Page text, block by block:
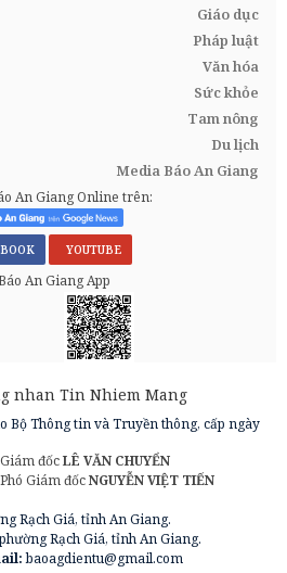
Giáo dục
Pháp luật
Văn hóa
Sức khỏe
Tam nông
Du lịch
Media Báo An Giang
An Giang Online trên:
YOUTUBE
An Giang App
Bộ Thông tin và Truyền thông, cấp ngày
Giám đốcLÊ VĂN CHUYỂN
Phó Giám đốcNGUYỄN VIỆT TIẾN
Rạch Giá, tỉnh An Giang.
Rạch Giá, tỉnh An Giang.
baoagdientu@gmail.com